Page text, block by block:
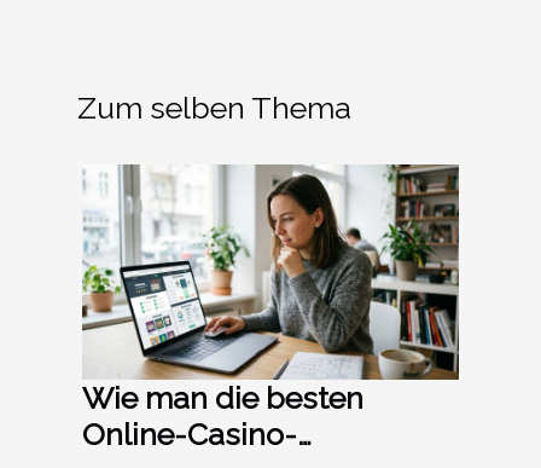
Zum selben Thema
Wie man die besten
Online-Casino-